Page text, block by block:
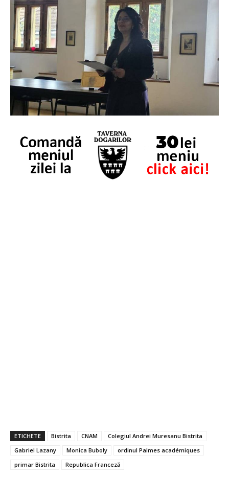
ETICHETE Bistrita CNAM
Colegiul Andrei Muresanu Bistrita
Gabriel Lazany
Monica Buboly
ordinul Palmes académiques
primar Bistrita
Republica Franceză